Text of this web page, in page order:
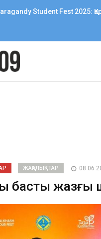
студенттері
ЖАҢАЛЫҚТАР 08 06
басты жазғы